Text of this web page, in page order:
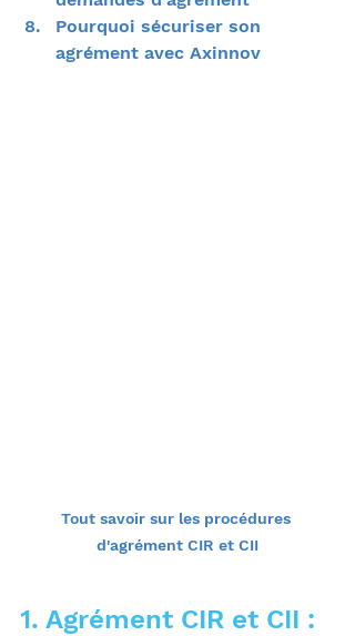
Pourquoi sécuriser son
agrément avec Axinnov
Tout savoir sur les procédures
d'agrément CIR et CII
1. Agrément CIR et CII :